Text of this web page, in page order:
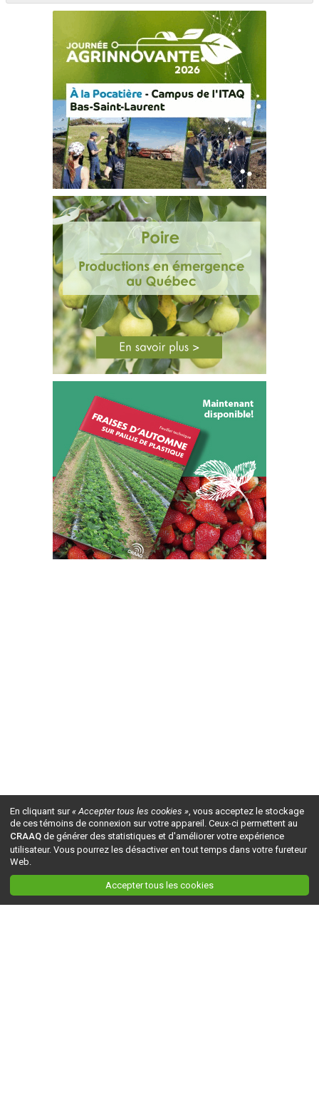
En cliquant sur« Accepter tous les cookies », vous acceptez le stockage
de ces témoins de connexion sur votre appareil. Ceux-ci permettent au
CRAAQ de générer des statistiques et d'améliorer votre expérience
utilisateur. Vous pourrez les désactiver en tout temps dans votre fureteur
Web.
Accepter tous les cookies